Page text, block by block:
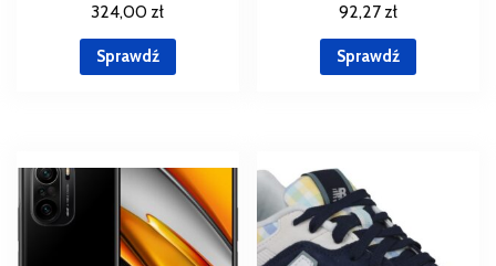
324,00 zł
Sprawdź
92,27 zł
Sprawdź